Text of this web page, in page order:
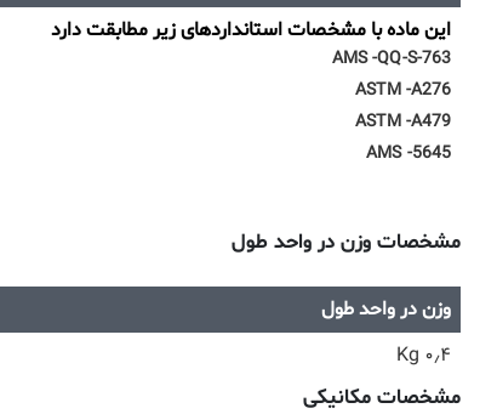
این ماده با مشخصات استانداردهای زیر مطابقت دارد
AMS -QQ-S-763
ASTM -A276
ASTM -A479
AMS -5645
مشخصات وزن در واحد طول
وزن در واحد طول
۰٫۴ Kg
مشخصات مکانیکی